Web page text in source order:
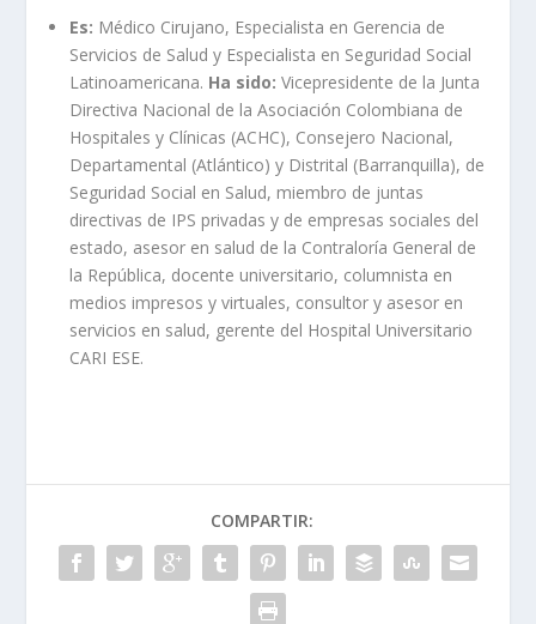
Es: Médico Cirujano, Especialista en Gerencia de
Servicios de Salud y Especialista en Seguridad Social
Latinoamericana. Ha sido: Vicepresidente de la Junta
Directiva Nacional de la Asociación Colombiana de
Hospitales y Clínicas (ACHC), Consejero Nacional,
Departamental (Atlántico) y Distrital (Barranquilla), de
Seguridad Social en Salud, miembro de juntas
directivas de IPS privadas y de empresas sociales del
estado, asesor en salud de la Contraloría General de
la República, docente universitario, columnista en
medios impresos y virtuales, consultor y asesor en
servicios en salud, gerente del Hospital Universitario
CARI ESE.
COMPARTIR: